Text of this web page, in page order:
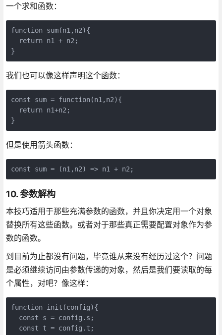
一个求和函数：
function sum(n1,n2){
  return n1 + n2;
}
我们也可以像这样声明这个函数：
const sum = function(n1,n2){
  return n1+n2;
}
但是使用箭头函数：
const sum = (n1,n2) => n1 + n2;
10. 参数解构
本技巧适用于那些充满参数的函数，并且你决定用一个对象
替换所有这些函数。或者对于那些真正需要配置对象作为参
数的函数。
到目前为止都没有问题，毕竟谁从来没有经历过这个？问题
是必须继续访问由参数传递的对象，然后是我们要读取的每
个属性，对吧？像这样：
function init(config){
  const s = config.s;
  const t = config.t;